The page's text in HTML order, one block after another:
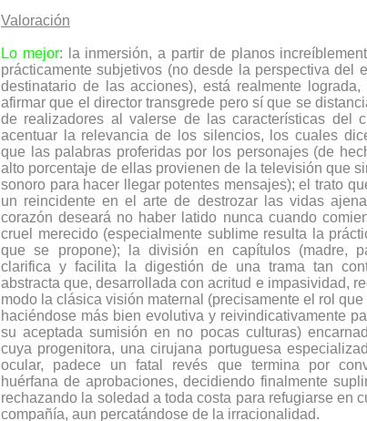
Valoración
Lo mejor: la inmersión, a partir de planos
prácticamente subjetivos (no desde la perspectiva del
destinatario de las acciones), está realmente lograda,
afirmar que el director transgrede pero sí que se
de realizadores al valerse de las características del
acentuar la relevancia de los silencios, los cuales
que las palabras proferidas por los personajes (de
alto porcentaje de ellas provienen de la televisión que
sonoro para hacer llegar potentes mensajes); el trato
un reincidente en el arte de destrozar las vidas
corazón deseará no haber latido nunca cuando
cruel merecido (especialmente sublime resulta la
que se propone); la división en capítulos (madre,
clarifica y facilita la digestión de una trama tan
abstracta que, desarrollada con acritud e impasividad,
modo la clásica visión maternal (precisamente el rol que
haciéndose más bien evolutiva y reivindicativamente
su aceptada sumisión en no pocas culturas)
cuya progenitora, una cirujana portuguesa
ocular, padece un fatal revés que termina por
huérfana de aprobaciones, decidiendo finalmente
rechazando la soledad a toda costa para refugiarse en
compañía, aun percatándose de la irracionalidad.